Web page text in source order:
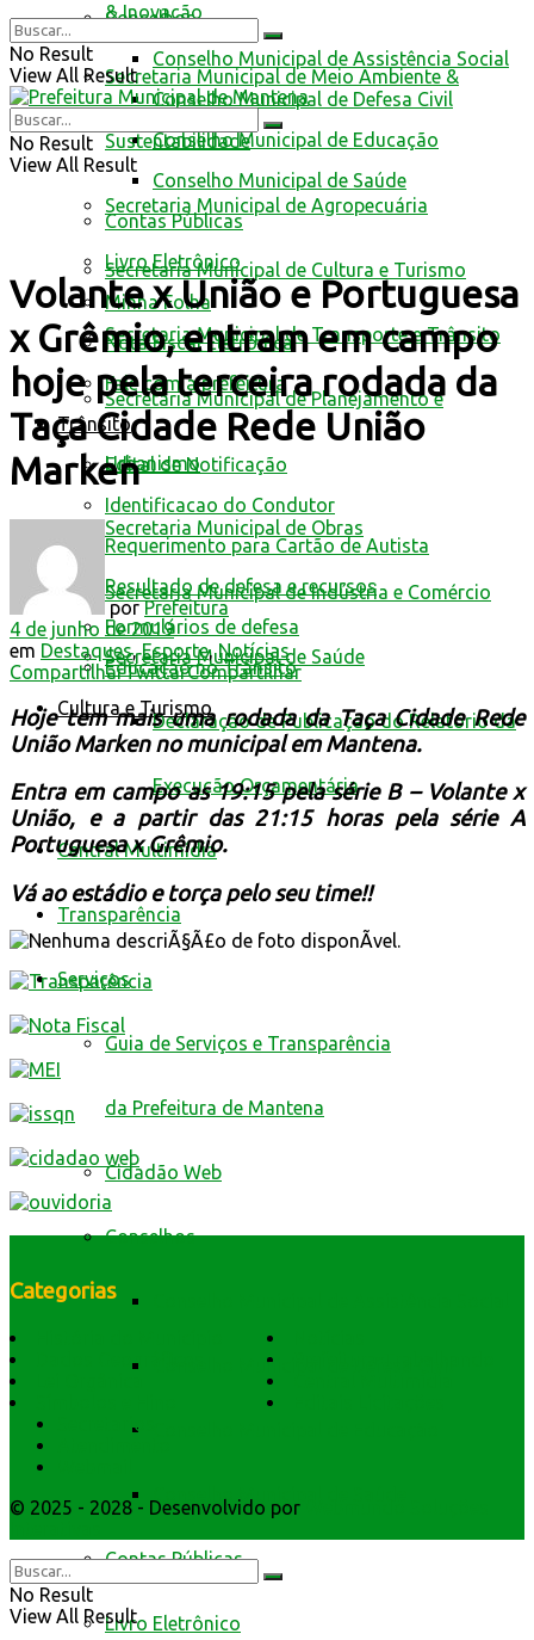
Conselhos
Conselho Municipal de Assistência Social
Conselho Municipal de Defesa Civil
Conselho Municipal de Educação
Conselho Municipal de Saúde
Contas Públicas
Livro Eletrônico
Minha Folha
Nota Fiscal Eletrônica
Fale com a prefeitura
Trânsito
Edital de Notificação
Identificacao do Condutor
Requerimento para Cartão de Autista
Resultado de defesa e recursos
Formulários de defesa
Educação no Trânsito
Cultura e Turismo
& Inovação
Secretaria Municipal de Meio Ambiente &
Sustentabilidade
Secretaria Municipal de Agropecuária
Secretaria Municipal de Cultura e Turismo
Secretaria Municipal de Transporte e Trânsito
Secretaria Municipal de Planejamento e
Urbanismo
Secretaria Municipal de Obras
Secretaria Municipal de Indústria e Comércio
Secretaria Municipal de Saúde
Declaração de Publicação do Relatório da
Execução Orçamentária
Central Multimídia
Transparência
Serviços
Guia de Serviços e Transparência
da Prefeitura de Mantena
Cidadão Web
Conselhos
Conselho Municipal de Defesa Civil
Conselho Municipal de Saúde
Contas Públicas
Livro Eletrônico
No Result
View All Result
No Result
View All Result
Volante x União e Portuguesa
x Grêmio, entram em campo
hoje pela terceira rodada da
Taça Cidade Rede União
Marken
por Prefeitura
4 de junho de 2019
em Destaques,Esporte,Notícias
CompartilharTwittarCompartilhar
Hoje tem mais uma rodada da Taça Cidade Rede
União Marken no municipal em Mantena.
Entra em campo as 19:15 pela série B – Volante x
União, e a partir das 21:15 horas pela série A
Portuguesa x Grêmio.
Vá ao estádio e torça pelo seu time!!
Categorias
Dados Geográficos
Secretarios
© 2025 - 2028 - Desenvolvido por
No Result
View All Result